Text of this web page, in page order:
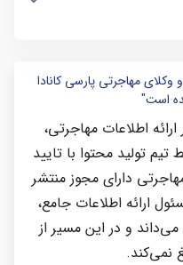
وکلای مهاجرتی پارسی کانادا
است"
اطلاعات مهاجرتی،
تولید محتوا با تایید
دارای مجوز منتشر
ارائه اطلاعات جامع،
و در این مسیر از
نمی‌کند.